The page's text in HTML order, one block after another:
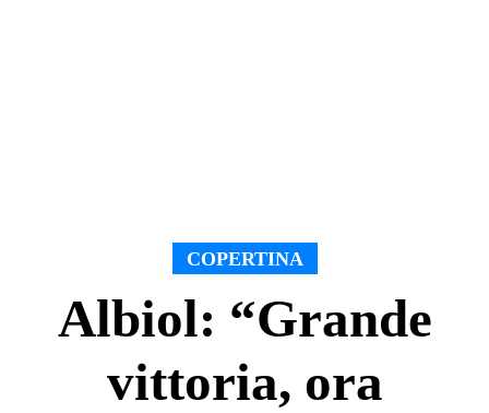
COPERTINA
Albiol: “Grande
vittoria, ora